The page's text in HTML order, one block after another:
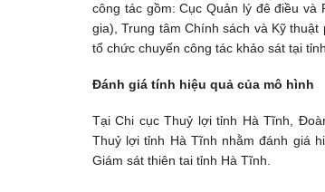
công tác gồm: Cục Quản lý đê điều
gia), Trung tâm Chính sách và Kỹ
tổ chức chuyến công tác khảo sát tại
Đánh giá tính hiệu quả của mô hình
Tại Chi cục Thuỷ lợi tỉnh Hà Tĩnh,
Thuỷ lợi tỉnh Hà Tĩnh nhằm đánh giá
Giám sát thiên tai tỉnh Hà Tĩnh.